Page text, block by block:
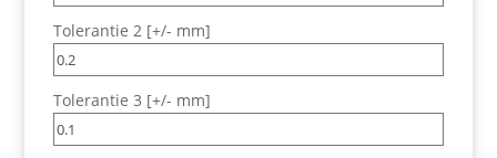
Tolerantie 2 [+/- mm]
Tolerantie 3 [+/- mm]